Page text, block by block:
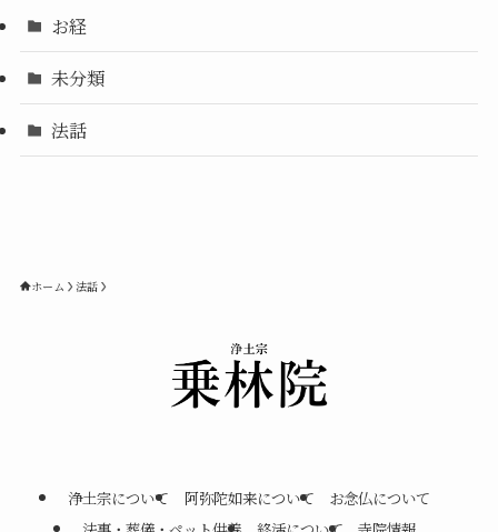
お経
未分類
法話
ホーム 法話
浄土宗について 阿弥陀如来について
お念仏について